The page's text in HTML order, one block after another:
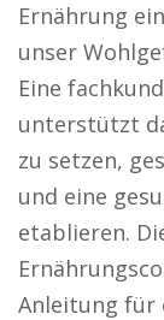
Ernährung
unser
Eine
unterstützt
zu setzen,
und eine
etablieren.
Anleitung für